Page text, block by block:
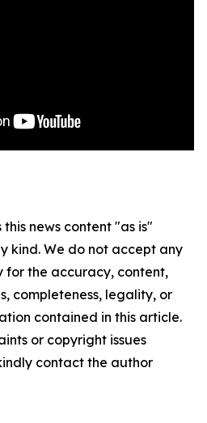
news content "as is"
kind. We do not accept any
for the accuracy, content,
completeness, legality, or
contained in this article.
or copyright issues
contact the author